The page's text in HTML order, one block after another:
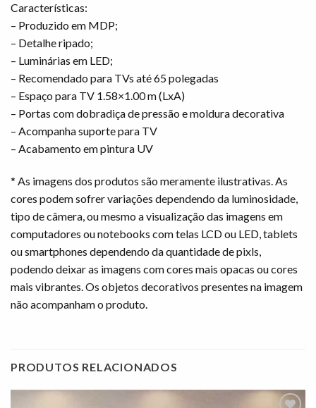
Características:
– Produzido em MDP;
– Detalhe ripado;
– Luminárias em LED;
– Recomendado para TVs até 65 polegadas
– Espaço para TV 1.58×1.00 m (LxA)
– Portas com dobradiça de pressão e moldura decorativa
– Acompanha suporte para TV
– Acabamento em pintura UV
* As imagens dos produtos são meramente ilustrativas. As
cores podem sofrer variações dependendo da luminosidade,
tipo de câmera, ou mesmo a visualização das imagens em
computadores ou notebooks com telas LCD ou LED, tablets
ou smartphones dependendo da quantidade de pixls,
podendo deixar as imagens com cores mais opacas ou cores
mais vibrantes. Os objetos decorativos presentes na imagem
não acompanham o produto.
PRODUTOS RELACIONADOS